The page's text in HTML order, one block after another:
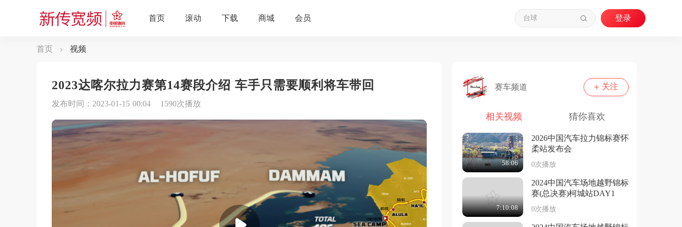
首页 视频
2023达喀尔拉力赛第14赛段介绍 车手只需要顺利将车带回
发布时间：2023-01-15 00:04 1590次播放
赛车频道 关注
相关视频 猜你喜欢
58:06
2026中国汽车拉力锦标赛怀
柔站发布会
0次播放
7:10:08
2024中国汽车场地越野锦标
赛(总决赛)柯城站DAY1
0次播放